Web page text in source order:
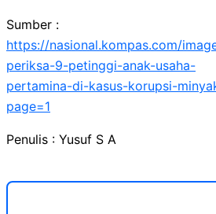
Sumber :
https://nasional.kompas.com/
periksa-9-petinggi-anak-usaha-
pertamina-di-kasus-korupsi-
page=1
Penulis : Yusuf S A